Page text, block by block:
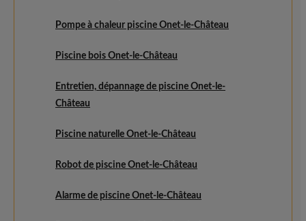
Pompe à chaleur piscine Onet-le-Château
Piscine bois Onet-le-Château
Entretien, dépannage de piscine Onet-le-
Château
Piscine naturelle Onet-le-Château
Robot de piscine Onet-le-Château
Alarme de piscine Onet-le-Château